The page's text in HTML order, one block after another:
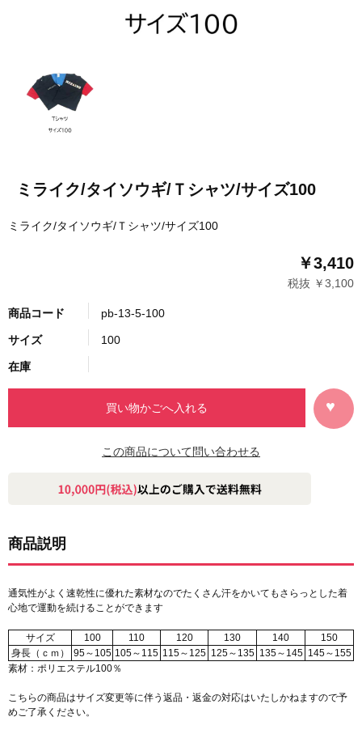
ミライク/タイソウギ/Ｔシャツ/サイズ100
ミライク/タイソウギ/Ｔシャツ/サイズ100
￥3,410
税抜 ￥3,100
商品コード pb-13-5-100
サイズ 100
在庫
この商品について問い合わせる
商品説明
通気性がよく速乾性に優れた素材なのでたくさん汗をかいてもさらっとした着
心地で運動を続けることができます
サイズ 100 110 120 130 140
150
身長（ｃｍ）
95～105 105～115 115～125 125～135 135～145 145～155
素材：ポリエステル100％
こちらの商品はサイズ変更等に伴う返品・返金の対応はいたしかねますので予
めご了承ください。